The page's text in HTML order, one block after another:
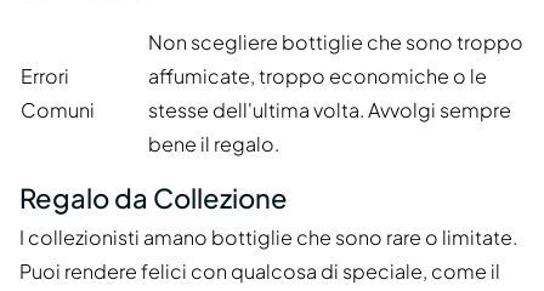
Errori
Comuni
Non scegliere bottiglie che sono troppo
affumicate, troppo economiche o le
stesse dell'ultima volta. Avvolgi sempre
bene il regalo.
Regalo da Collezione
I collezionisti amano bottiglie che sono rare o limitate.
Puoi rendere felici con qualcosa di speciale, come il